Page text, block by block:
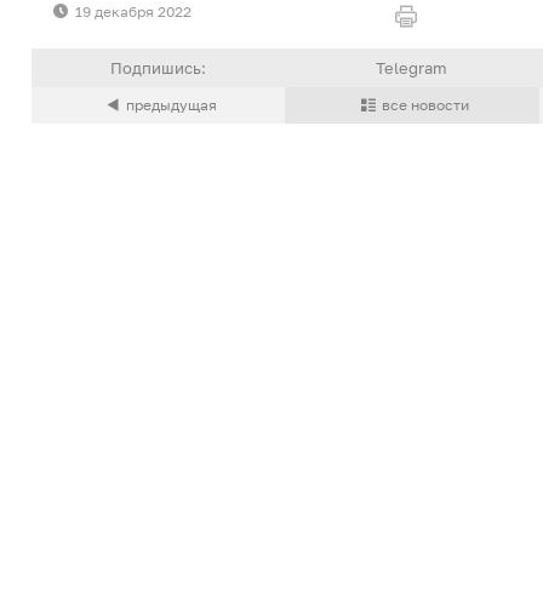
19 декабря 2022